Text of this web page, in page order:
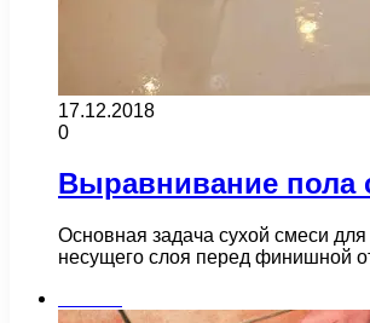
17.12.2018
0
Выравнивание пола
Основная задача сухой смеси
несущего слоя перед финишной